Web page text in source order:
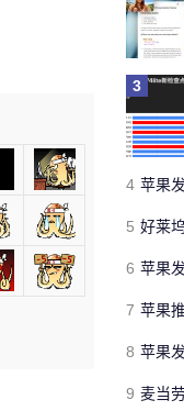
3
4 苹果发布
5 好莱坞
6 苹果发
7 苹果推出
8 苹果发布
9 麦当劳